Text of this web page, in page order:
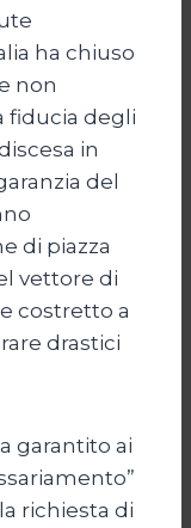
ha chiuso
non
fiducia degli
in
del
di piazza
vettore di
costretto a
drastici
garantito ai
richiesta di